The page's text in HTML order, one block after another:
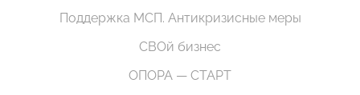
Поддержка МСП. Антикризисные меры
СВОй бизнес
ОПОРА — СТАРТ